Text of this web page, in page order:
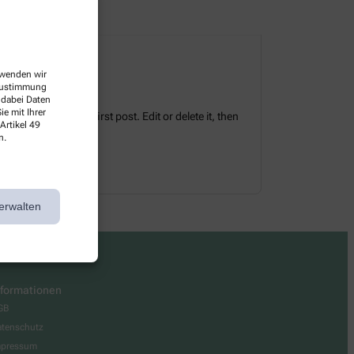
wir
Daten
mit Ihrer
49
Sites. This is your first post. Edit or delete it, then